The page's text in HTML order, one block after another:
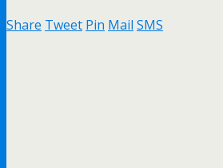
Share Tweet Pin Mail SMS